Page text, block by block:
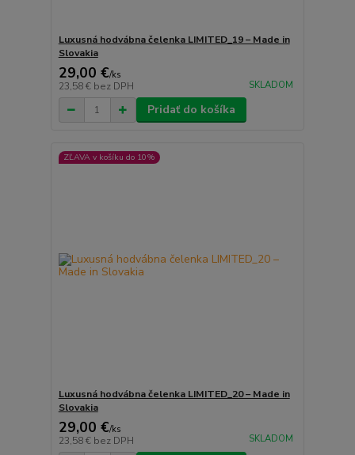
Luxusná hodvábna čelenka LIMITED_19 – Made in
Slovakia
29,00 €/ks
23,58 € bez DPH SKLADOM
Pridať do košíka
ZĽAVA v košíku do 10%
Luxusná hodvábna čelenka LIMITED_20 – Made in
Slovakia
29,00 €/ks
23,58 € bez DPH SKLADOM